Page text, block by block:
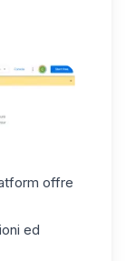
offre
ed